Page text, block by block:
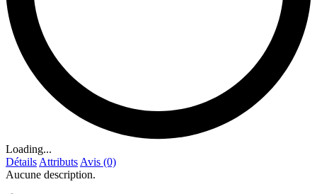
Loading...
Détails Attributs Avis (0)
Aucune description.